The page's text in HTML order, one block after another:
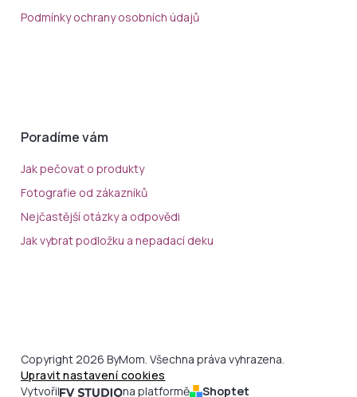
Podmínky ochrany osobních údajů
Poradíme vám
Jak pečovat o produkty
Fotografie od zákazníků
Nejčastější otázky a odpovědi
Jak vybrat podložku a nepadací deku
Copyright 2026 ByMom. Všechna práva vyhrazena.
Upravit nastavení cookies
Vytvořil
na platformě Shoptet